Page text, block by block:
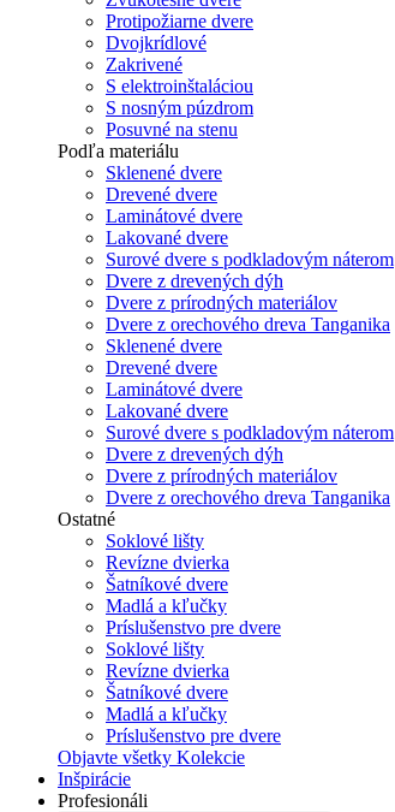
Protipožiarne dvere
Dvojkrídlové
Zakrivené
S elektroinštaláciou
S nosným púzdrom
Posuvné na stenu
Podľa materiálu
Sklenené dvere
Drevené dvere
Laminátové dvere
Lakované dvere
Surové dvere s podkladovým náterom
Dvere z drevených dýh
Dvere z prírodných materiálov
Dvere z orechového dreva Tanganika
Sklenené dvere
Drevené dvere
Laminátové dvere
Lakované dvere
Surové dvere s podkladovým náterom
Dvere z drevených dýh
Dvere z prírodných materiálov
Dvere z orechového dreva Tanganika
Ostatné
Soklové lišty
Revízne dvierka
Šatníkové dvere
Madlá a kľučky
Príslušenstvo pre dvere
Soklové lišty
Revízne dvierka
Šatníkové dvere
Madlá a kľučky
Príslušenstvo pre dvere
Objavte všetky Kolekcie
Inšpirácie
Profesionáli